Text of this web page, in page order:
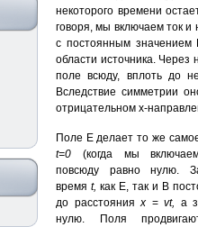
некоторого времени
говоря, мы включаем ток и
с постоянным значением
области источника. Через
поле всюду, вплоть до
Вследствие симметрии
отрицательном x-
Поле Е делает то же
t=0 (когда мы
повсюду равно нулю.
время t, как Е, так и В
до расстояниях = vt, а
нулю. Поля